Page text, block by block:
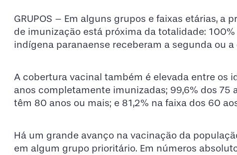
GRUPOS – Em alguns grupos e faixas etárias,
de imunização está próxima da totalidade:
indígena paranaense receberam a segunda ou a
A cobertura vacinal também é elevada entre os
anos completamente imunizadas; 99,6% dos 75
têm 80 anos ou mais; e 81,2% na faixa dos 60
Há um grande avanço na vacinação da
em algum grupo prioritário. Em números